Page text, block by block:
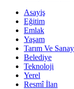
Asayiş
Eğitim
Emlak
Yaşam
Tarım Ve
Belediye
Teknoloji
Yerel
Resmî İlan